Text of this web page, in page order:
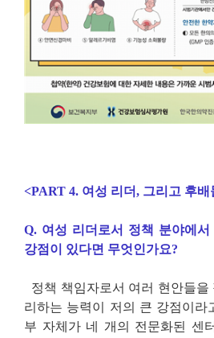
<PART 4. 여성 리더, 그리고 후배
Q. 여성 리더로서 정책 분야에서
강점이 있다면 무엇인가요?
정책 책임자로서 여러 현안들을
리하는 능력이 저의 큰 강점이라
부 자체가 네 개의 전문화된 센터